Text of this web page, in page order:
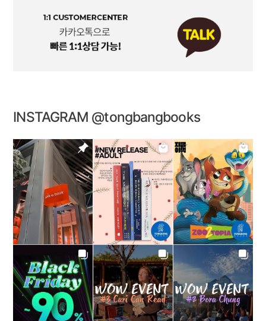
INSTAGRAM @tongbangbooks